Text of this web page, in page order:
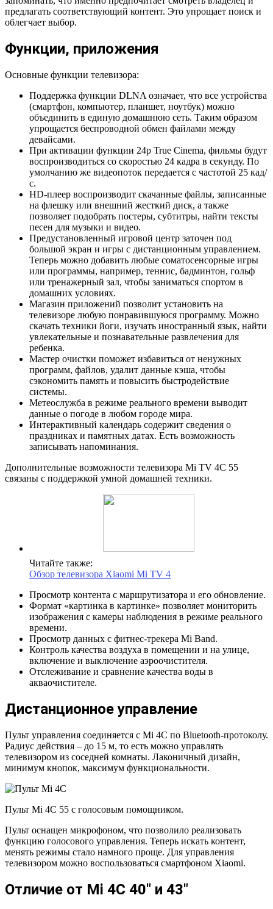
предлагать соответствующий контент. Это упрощает поиск и
облегчает выбор.
Функции, приложения
Основные функции телевизора:
Поддержка функции DLNA означает, что все устройства
(смартфон, компьютер, планшет, ноутбук) можно
объединить в единую домашнюю сеть. Таким образом
упрощается беспроводной обмен файлами между
девайсами.
При активации функции 24p True Cinema, фильмы будут
воспроизводиться со скоростью 24 кадра в секунду. По
умолчанию же видеопоток передается с частотой 25 кад/
с.
HD-плеер воспроизводит скачанные файлы, записанные
на флешку или внешний жесткий диск, а также
позволяет подобрать постеры, субтитры, найти тексты
песен для музыки и видео.
Предустановленный игровой центр заточен под
большой экран и игры с дистанционным управлением.
Теперь можно добавить любые соматосенсорные игры
или программы, например, теннис, бадминтон, гольф
или тренажерный зал, чтобы заниматься спортом в
домашних условиях.
Магазин приложений позволит установить на
телевизоре любую понравившуюся программу. Можно
скачать техники йоги, изучать иностранный язык, найти
увлекательные и познавательные развлечения для
ребенка.
Мастер очистки поможет избавиться от ненужных
программ, файлов, удалит данные кэша, чтобы
сэкономить память и повысить быстродействие
системы.
Метеослужба в режиме реального времени выводит
данные о погоде в любом городе мира.
Интерактивный календарь содержит сведения о
праздниках и памятных датах. Есть возможность
записывать напоминания.
Дополнительные возможности телевизора Mi TV 4C 55
связаны с поддержкой умной домашней техники.
Читайте также:
Обзор телевизора Xiaomi Mi TV 4
Просмотр контента с маршрутизатора и его обновление.
Формат «картинка в картинке» позволяет мониторить
изображения с камеры наблюдения в режиме реального
времени.
Просмотр данных с фитнес-трекера Mi Band.
Контроль качества воздуха в помещении и на улице,
включение и выключение аэроочистителя.
Отслеживание и сравнение качества воды в
акваочистителе.
Дистанционное управление
Пульт управления соединяется с Mi 4C по Bluetooth-протоколу.
Радиус действия – до 15 м, то есть можно управлять
телевизором из соседней комнаты. Лаконичный дизайн,
минимум кнопок, максимум функциональности.
Пульт Mi 4C 55 c голосовым помощником.
Пульт оснащен микрофоном, что позволило реализовать
функцию голосового управления. Теперь искать контент,
менять режимы стало намного проще. Для управления
телевизором можно воспользоваться смартфоном Xiaomi.
Отличие от Mi 4C 40″ и 43″